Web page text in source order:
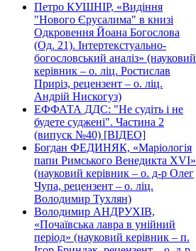
Петро КУШНІР, «Видіння
"Нового Єрусалима" в книзі
Одкровення Йоана Богослова
(Од. 21). Інтертекстуально-
богословський аналіз» (науковий
керівник – о. ліц. Ростислав
Приріз, рецензент – о. ліц.
Андрій Нискогуз)
ЕФФАТА ДДС: "Не судіть і не
будете суджені". Частина 2
(випуск №40) [ВІДЕО]
Богдан ФЕДИНЯК, «Маріологія
папи Римського Венедикта XVI»
(науковий керівник – о. д-р Олег
Чупа, рецензент – о. ліц.
Володимир Тухлян)
Володимир АНДРУХІВ,
«Почаївська лавра в унійний
період» (науковий керівник – п.